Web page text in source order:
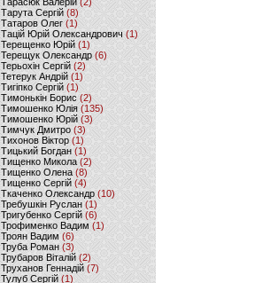
Тарута Сергій (8)
Татаров Олег(1)
Тацій Юрій Олександрович(1)
Терещенко Юрій(1)
Терещук Олександр(6)
Терьохін Сергій (2)
Тетерук Андрій (1)
Тигіпко Сергій(1)
Тимонькін Борис (2)
Тимошенко Юлія (135)
Тимошенко Юрій(3)
Тимчук Дмитро (3)
Тихонов Віктор (1)
Тицький Богдан (1)
Тищенко Микола (2)
Тищенко Олена (8)
Тищенко Сергій (4)
Ткаченко Олександр (10)
Требушкін Руслан (1)
Тригубенко Сергій(6)
Трофименко Вадим (1)
Троян Вадим (6)
Труба Роман(3)
Трубаров Віталій (2)
Труханов Геннадій (7)
Тулуб Сергій(1)